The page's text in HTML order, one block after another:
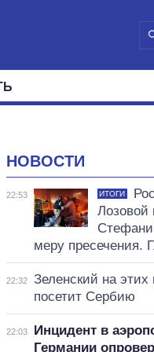
НОВОСТИ
22:53 ИТОГИ
Лозовой
меру пресечения.
22:32
Зеленский на
посетит Сербию
22:03
Инцидент в
Германии